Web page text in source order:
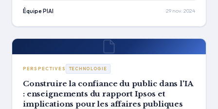
Consultante en affaires publiques Aperçu L'IA va-t-elle
qui redéfinit la façon dont les professionnels des affaires
publiques envisagent leur travail. Le 12 décembre, Marc-
Équipe PIAI 29 nov. 2024
PERSPECTIVES TECHNOLOGIE
Construire la confiance du public dans l'IA
: enseignements du rapport Ipsos et
implications pour les affaires publiques